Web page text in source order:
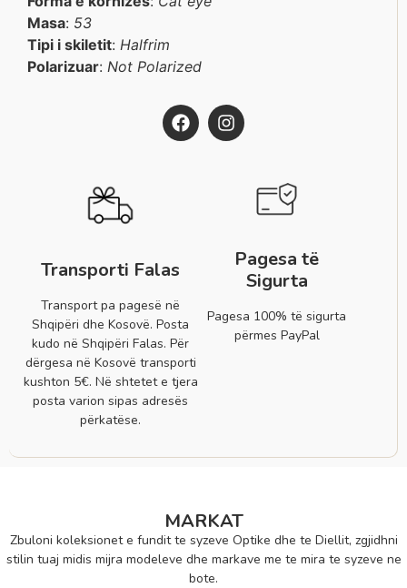
Masa: 53
Tipi i skiletit: Halfrim
Polarizuar: Not Polarized
Transporti Falas
Transport pa pagesë në
Shqipëri dhe Kosovë. Posta
kudo në Shqipëri Falas. Për
dërgesa në Kosovë transporti
kushton 5€. Në shtetet e tjera
posta varion sipas adresës
përkatëse.
Pagesa të
Sigurta
Pagesa 100% të sigurta
përmes PayPal
MARKAT
Zbuloni koleksionet e fundit te syzeve Optike dhe te Diellit, zgjidhni
stilin tuaj midis mijra modeleve dhe markave me te mira te syzeve ne
bote.